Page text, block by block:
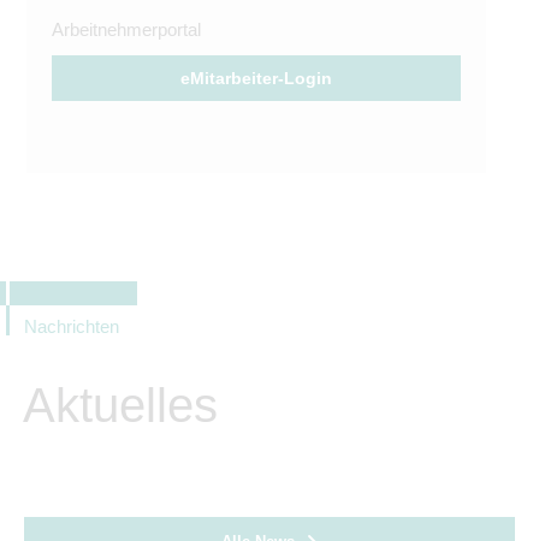
Arbeitnehmerportal
eMitarbeiter-Login
Nachrichten
Aktuelles